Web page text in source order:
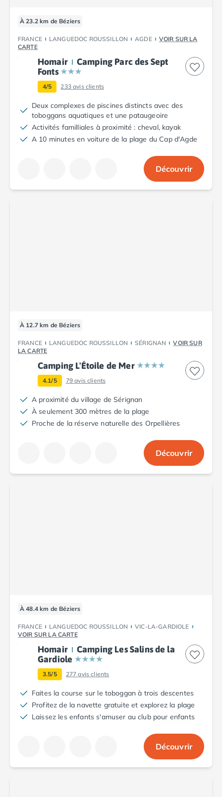
Nos Mobils-Homes
Nos Emplacements
/nos-hebergements/location-
La marque Tohapi by Homair
Vivez l'expérience
Qui sommes nous ?
Services et infos pratiques
Nos modes de paiement
Paiement en plusieurs fois
Paiement en plusieurs fois - avec ONEY BANK
Notre programme de fidélité
Camping avec salle de sport
À 23.2 km de Béziers
FRANCE LANGUEDOC ROUSSILLON AGDE
VOIR SUR LA
CARTE
Homair
Camping Parc des Sept
Fonts
4/5 233avis clients
Deux complexes de piscines distincts avec des
toboggans aquatiques et une pataugeoire
Activités familliales à proximité : cheval, kayak
A 10 minutes en voiture de la plage du Cap d'Agde
Découvrir
À 12.7 km de Béziers
FRANCE LANGUEDOC ROUSSILLON SÉRIGNAN
VOIR SUR
LA CARTE
Camping L'Étoile de Mer
4.1/5 79avis clients
A proximité du village de Sérignan
À seulement 300 mètres de la plage
Proche de la réserve naturelle des Orpellières
Découvrir
À 48.4 km de Béziers
FRANCE LANGUEDOC ROUSSILLON
VIC-LA-GARDIOLE
VOIR SUR LA CARTE
Homair
Camping Les Salins de la
Gardiole
3.5/5 277avis clients
Faites la course sur le toboggan à trois descentes
Profitez de la navette gratuite et explorez la plage
Laissez les enfants s'amuser au club pour enfants
Découvrir